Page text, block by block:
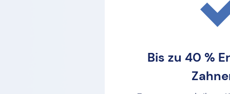
Bis zu 40 %